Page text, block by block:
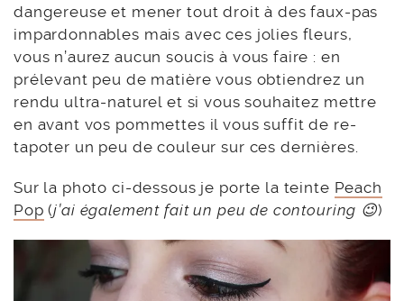
dangereuse et mener tout droit à des faux-pas
impardonnables mais avec ces jolies fleurs,
vous n’aurez aucun soucis à vous faire : en
prélevant peu de matière vous obtiendrez un
rendu ultra-naturel et si vous souhaitez mettre
en avant vos pommettes il vous suffit de re-
tapoter un peu de couleur sur ces dernières.
Sur la photo ci-dessous je porte la teinte Peach
Pop (j’ai également fait un peu de contouring 😉)